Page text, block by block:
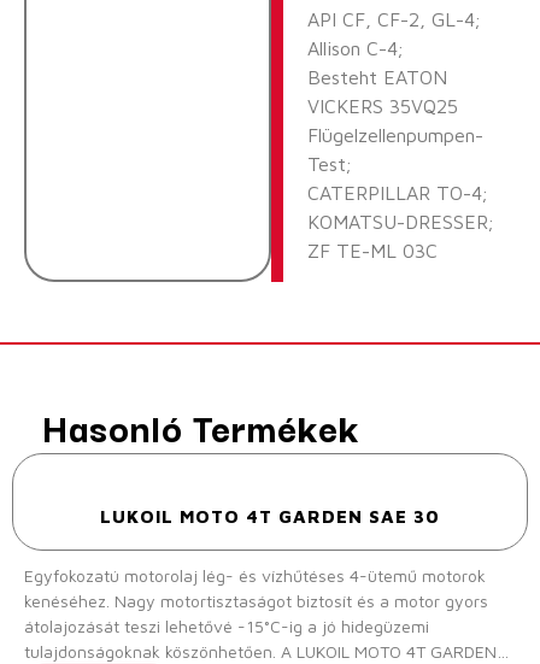
API CF, CF-2, GL-4;
Allison C-4;
Besteht EATON
VICKERS 35VQ25
Flügelzellenpumpen-
Test;
CATERPILLAR TO-4;
KOMATSU-DRESSER;
ZF TE-ML 03C
Hasonló Termékek
LUKOIL MOTO 4T GARDEN SAE 30
Egyfokozatú motorolaj lég- és vízhűtéses 4-ütemű motorok
kenéséhez. Nagy motortisztaságot biztosít és a motor gyors
átolajozását teszi lehetővé -15°C-ig a jó hidegüzemi
tulajdonságoknak köszönhetően. A LUKOIL MOTO 4T GARDEN